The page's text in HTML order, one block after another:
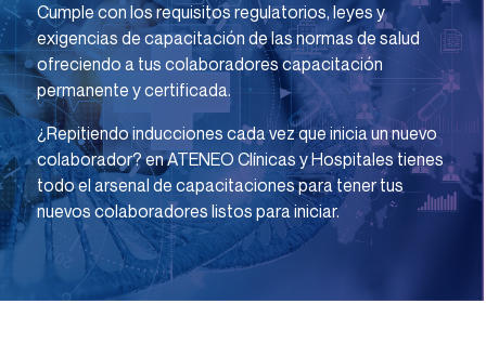
Cumple con los requisitos regulatorios, leyes y
exigencias de capacitación de las normas de salud
ofreciendo a tus colaboradores capacitación
permanente y certificada.
¿Repitiendo inducciones cada vez que inicia un nuevo
colaborador?en ATENEO Clínicas y Hospitales tienes
todo el arsenal de capacitaciones para tener tus
nuevos colaboradores listos para iniciar.